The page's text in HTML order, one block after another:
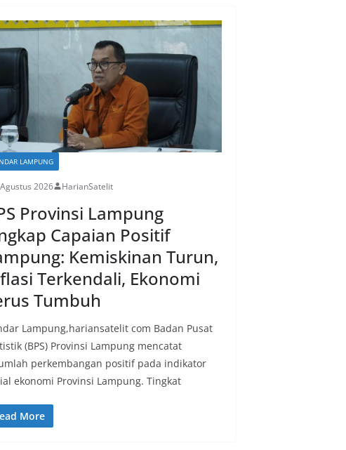
LAMPUNG
2026 HarianSatelit
Provinsi Lampung
Capaian Positif
Kemiskinan Turun,
Terkendali, Ekonomi
Tumbuh
Lampung,hariansatelit com Badan Pusat
(BPS) Provinsi Lampung mencatat
perkembangan positif pada indikator
ekonomi Provinsi Lampung. Tingkat
More